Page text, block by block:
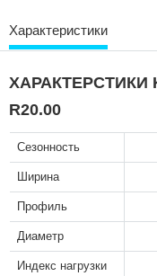
Характеристики
ХАРАКТЕРСТИКИ
R20.00
Сезонность
Ширина
Профиль
Диаметр
Индекс нагрузки